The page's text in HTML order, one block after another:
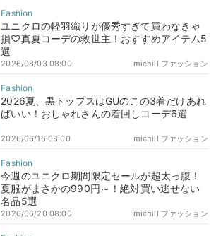
ユニクロの軽羽織りが優秀すぎて買わなきゃ
損♡真夏コーデの救世主！おすすめアイテム5
選
michill ファッション
2026/08/03 08:00
2026夏、黒トップスはGUのこの3着だけあれ
ばいい！おしゃれさんの着回しコーデ6選
michill ファッション
2026/06/16 08:00
今週のユニクロ期間限定セールが超太っ腹！
夏服がまさかの990円～！絶対買い逃せない
名品5選
michill ファッション
2026/06/20 08:00